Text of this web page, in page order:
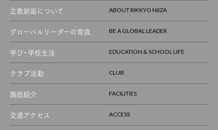
ABOUT RIKKYO NIIZA
立教新座について
BE A GLOBAL LEADER
グローバルリーダーの育成
EDUCATION & SCHOOL LIFE
学び・学校生活
CLUB
クラブ活動
FACILITIES
施設紹介
ACCESS
交通アクセス